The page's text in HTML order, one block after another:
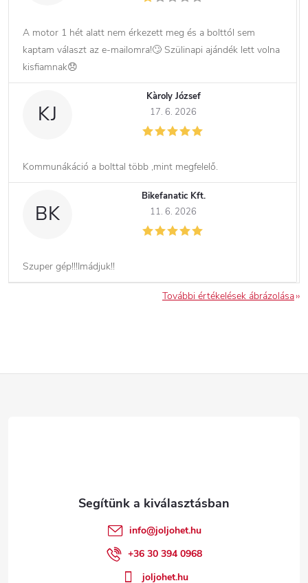
A motor 1 hét alatt nem érkezett meg és a bolttól sem
kaptam választ az e-mailomra!🙄 Szülinapi ajándék lett volna
kisfiamnak😞
KJ
Kàroly József
17. 6. 2026
Kommunákáció a bolttal több ,mint megfelelő.
BK
Bikefanatic Kft.
11. 6. 2026
Szuper gép!!!Imádjuk!!
További értékelések ábrázolása
info@joljohet.hu
+36 30 394 0968
joljohet.hu